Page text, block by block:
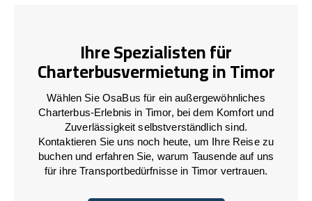
Ihre Spezialisten für
Charterbusvermietung in Timor
Wählen Sie OsaBus für ein außergewöhnliches
Charterbus-Erlebnis in Timor, bei dem Komfort und
Zuverlässigkeit selbstverständlich sind.
Kontaktieren Sie uns noch heute, um Ihre Reise zu
buchen und erfahren Sie, warum Tausende auf uns
für ihre Transportbedürfnisse in Timor vertrauen.